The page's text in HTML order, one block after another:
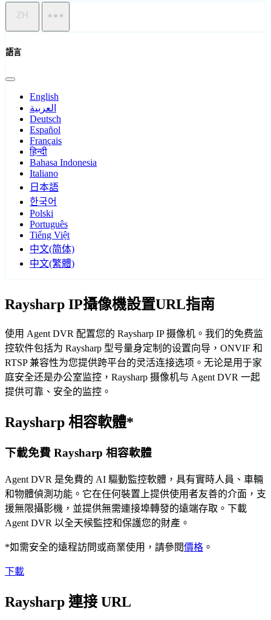
ZH
語言
English
العربية
Deutsch
Español
Français
हिन्दी
Bahasa Indonesia
Italiano
日本語
한국어
Polski
Português
Tiếng Việt
中文(简体)
中文(繁體)
Raysharp IP攝像機設置URL指南
使用 Agent DVR 配置您的 Raysharp IP 摄像机。我们的免费监
控软件包括为 Raysharp 型号量身定制的设置向导，ONVIF 和
RTSP 兼容性为您提供跨平台的灵活连接选项。无论是用于家
庭安全还是办公室监控，Raysharp 摄像机与 Agent DVR 一起
提供可靠、安全的监控。
Raysharp 相容軟體*
下載免費 Raysharp 相容軟體
Agent DVR 是免費的 AI 驅動監控軟體，具有實時人員、車輛
和物體偵測功能。它在任何裝置上提供使用者友善的介面，支
援無限攝影機，並提供無需連接埠轉發的遠端存取。下載
Agent DVR 以全天候監控和保護您的財產。
*如需安全的遠程訪問或商業使用，請參閱價格 。
下載
Raysharp 連接 URL